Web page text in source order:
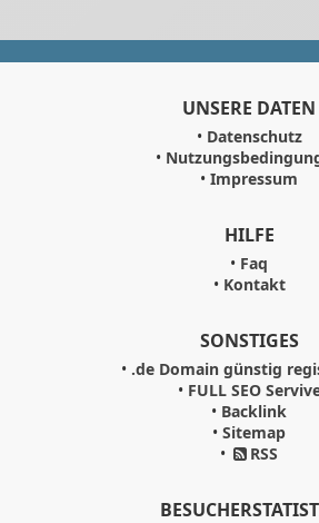
UNSERE DATEN
• Datenschutz
•
• Impressum
HILFE
• Faq
• Kontakt
SONSTIGES
• .de Domain günstig
• FULL SEO
• Backlink
• Sitemap
•
RSS